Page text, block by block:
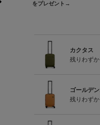
をプレゼント→
カクタス
残りわずか
ゴールデ
残りわずか